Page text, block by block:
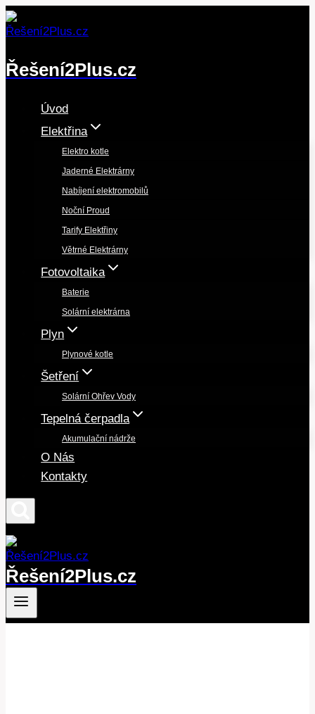
Přeskočit
na
Řešení2Plus.cz
Úvod
Elektřina
Elektro kotle
Jaderné Elektrárny
Nabíjení elektromobilů
Noční Proud
Tarify Elektřiny
Větrné Elektrárny
Fotovoltaika
Baterie
Solární elektrárna
Plyn
Plynové kotle
Šetření
Solární Ohřev Vody
Tepelná čerpadla
Akumulační nádrže
O Nás
Kontakty
Řešení2Plus.cz